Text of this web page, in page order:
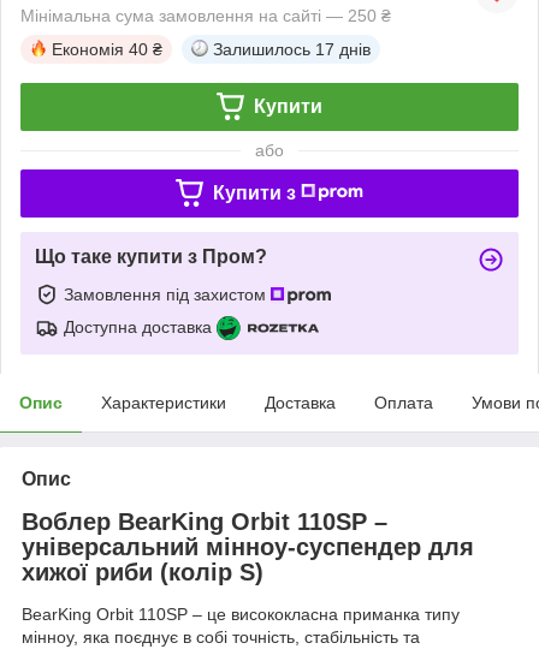
Мінімальна сума замовлення на сайті — 250 ₴
Економія 40 ₴ Залишилось 17 днів
Купити
або
Купити з
Що таке купити з Пром?
Замовлення під захистом
Доступна доставка
Опис Характеристики Доставка Оплата Умови
Опис
Воблер BearKing Orbit 110SP –
універсальний мінноу-суспендер для
хижої риби (колір S)
BearKing Orbit 110SP – це висококласна приманка типу
мінноу, яка поєднує в собі точність, стабільність та